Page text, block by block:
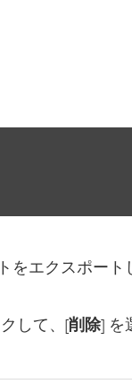
をエクスポート
して、[削除] を